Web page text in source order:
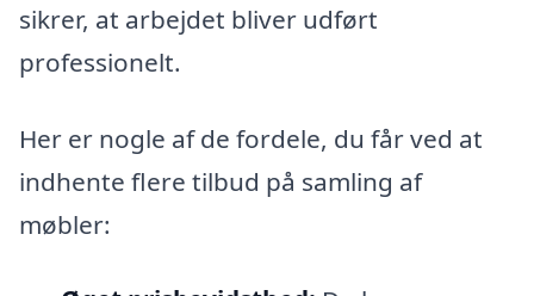
sikrer, at arbejdet bliver udført
professionelt.
Her er nogle af de fordele, du får ved at
indhente flere tilbud på samling af
møbler: